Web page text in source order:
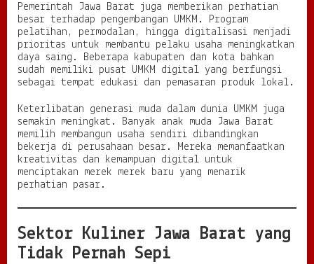
Pemerintah Jawa Barat juga memberikan perhatian
besar terhadap pengembangan UMKM. Program
pelatihan, permodalan, hingga digitalisasi menjadi
prioritas untuk membantu pelaku usaha meningkatkan
daya saing. Beberapa kabupaten dan kota bahkan
sudah memiliki pusat UMKM digital yang berfungsi
sebagai tempat edukasi dan pemasaran produk lokal.
Keterlibatan generasi muda dalam dunia UMKM juga
semakin meningkat. Banyak anak muda Jawa Barat
memilih membangun usaha sendiri dibandingkan
bekerja di perusahaan besar. Mereka memanfaatkan
kreativitas dan kemampuan digital untuk
menciptakan merek merek baru yang menarik
perhatian pasar.
Sektor Kuliner Jawa Barat yang
Tidak Pernah Sepi